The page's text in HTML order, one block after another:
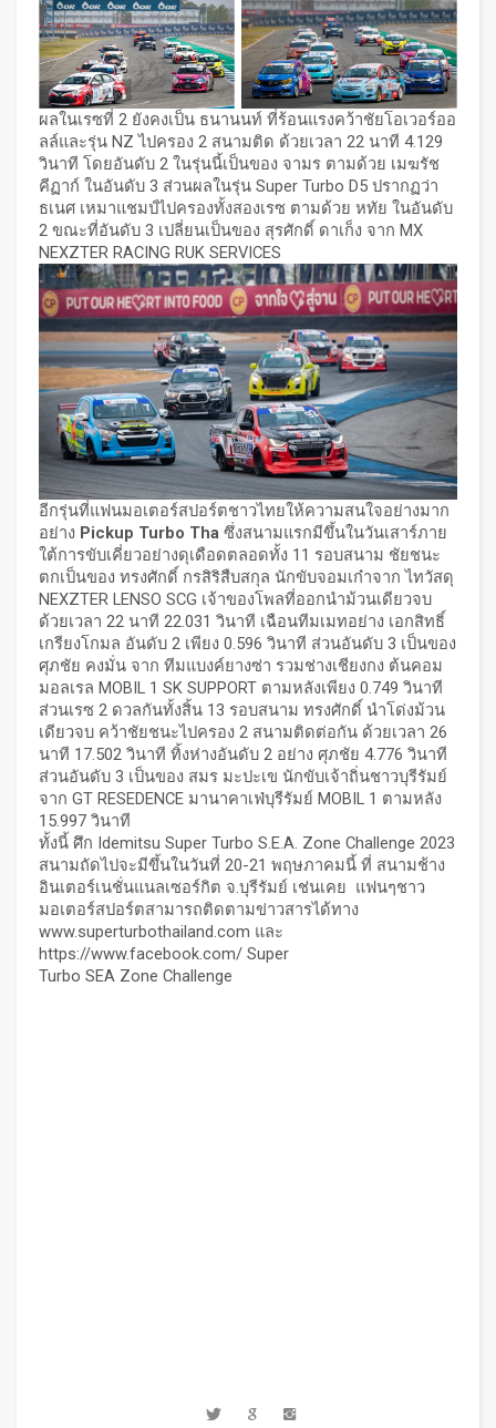
ผลในเรซที่ 2 ยังคงเป็น ธนานนท์ ที่ร้อนแรงคว้าชัยโอเวอร์ออ
ลล์และรุ่น NZ ไปครอง 2 สนามติด ด้วยเวลา 22 นาที 4.129
วินาที โดยอันดับ 2 ในรุ่นนี้เป็นของ จามร ตามด้วย เมฆรัช
คีฏาก์ ในอันดับ 3 ส่วนผลในรุ่น Super Turbo D5 ปรากฏว่า
ธเนศ เหมาแชมป์ไปครองทั้งสองเรซ ตามด้วย หทัย ในอันดับ
2 ขณะที่อันดับ 3 เปลี่ยนเป็นของ สุรศักดิ์ ดาเก็ง จาก MX
NEXZTER RACING RUK SERVICES
อีกรุ่นที่แฟนมอเตอร์สปอร์ตชาวไทยให้ความสนใจอย่างมาก
อย่าง Pickup Turbo Tha ซึ่งสนามแรกมีขึ้นในวันเสาร์ภาย
ใต้การขับเคี่ยวอย่างดุเดือดตลอดทั้ง 11 รอบสนาม ชัยชนะ
ตกเป็นของ ทรงศักดิ์ กรสิริสืบสกุล นักขับจอมเก๋าจาก ไทวัสดุ
NEXZTER LENSO SCG เจ้าของโพลที่ออกนำม้วนเดียวจบ
ด้วยเวลา 22 นาที 22.031 วินาที เฉือนทีมเมทอย่าง เอกสิทธิ์
เกรียงโกมล อันดับ 2 เพียง 0.596 วินาที ส่วนอันดับ 3 เป็นของ
ศุภชัย คงมั่น จาก ทีมแบงค์ยางซ่า รวมช่างเชียงกง ต้นคอม
มอลเรล MOBIL 1 SK SUPPORT ตามหลังเพียง 0.749 วินาที
ส่วนเรซ 2 ดวลกันทั้งสิ้น 13 รอบสนาม ทรงศักดิ์ นำโด่งม้วน
เดียวจบ คว้าชัยชนะไปครอง 2 สนามติดต่อกัน ด้วยเวลา 26
นาที 17.502 วินาที ทิ้งห่างอันดับ 2 อย่าง ศุภชัย 4.776 วินาที
ส่วนอันดับ 3 เป็นของ สมร มะปะเข นักขับเจ้าถิ่นชาวบุรีรัมย์
จาก GT RESEDENCE มานาคาเฟ่บุรีรัมย์ MOBIL 1 ตามหลัง
15.997 วินาที
ทั้งนี้ ศึก Idemitsu Super Turbo S.E.A. Zone Challenge 2023
สนามถัดไปจะมีขึ้นในวันที่ 20-21 พฤษภาคมนี้ ที่ สนามช้าง
อินเตอร์เนชั่นแนลเซอร์กิต จ.บุรีรัมย์ เช่นเคย แฟนๆชาว
มอเตอร์สปอร์ตสามารถติดตามข่าวสารได้ทาง
www.superturbothailand.com และ
https://www.facebook.com/ Super
Turbo SEA Zone Challenge